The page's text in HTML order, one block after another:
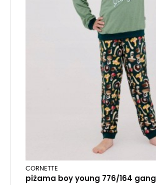
CORNETTE
piżama boy young 776/164 gang